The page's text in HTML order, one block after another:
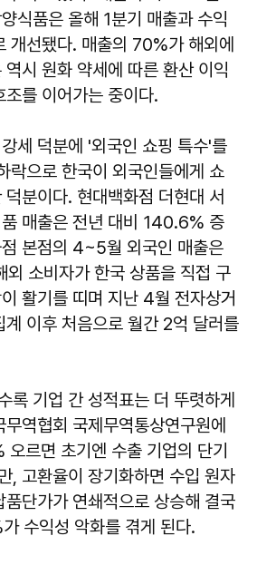
식품은 올해 1분기 매출과 수익
개선됐다. 매출의 70%가 해외에
시 원화 약세에 따른 환산 이익
를 이어가는 중이다.
세 덕분에 '외국인 쇼핑 특수'를
락으로 한국이 외국인들에게 쇼
분이다. 현대백화점 더현대 서
매출은 전년 대비 140.6% 증
본점의 4~5월 외국인 매출은
소비자가 한국 상품을 직접 구
활기를 띠며 지난 4월 전자상거
계 이후 처음으로 월간 2억 달러를
록 기업 간 성적표는 더 뚜렷하게
역협회 국제무역통상연구원에
르면 초기엔 수출 기업의 단기
, 고환율이 장기화하면 수입 원자
단가가 연쇄적으로 상승해 결국
수익성 악화를 겪게 된다.